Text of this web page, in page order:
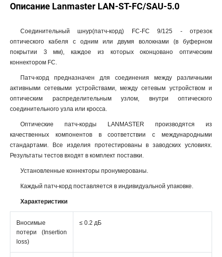
Описание Lanmaster LAN-ST-FC/SAU-5.0
Соединительный шнур(патч-корд) FC-FC 9/125 - отрезок
оптического кабеля c одним или двумя волокнами (в буферном
покрытии 3 мм), каждое из которых оконцовано оптическим
коннектором FC.
Патч-корд предназначен для соединения между различными
активными сетевыми устройствами, между сетевым устройством и
оптическим распределительным узлом, внутри оптического
соединительного узла или кросса.
Оптические патч-корды LANMASTER производятся из
качественных компонентов в соответствии с международными
стандартами. Все изделия протестированы в заводских условиях.
Результаты тестов входят в комплект поставки.
Установленные коннекторы пронумерованы.
Каждый патч-корд поставляется в индивидуальной упаковке.
Характеристики
Вносимые
потери (Insertion
loss)
≤ 0.2 дБ